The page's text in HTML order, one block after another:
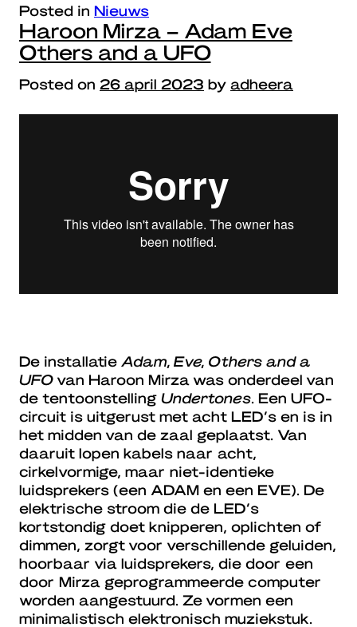
Posted in Nieuws
Haroon Mirza – Adam Eve
Others and a UFO
Posted on 26 april 2023 by adheera
De installatie Adam, Eve, Others and a
UFO van Haroon Mirza was onderdeel van
de tentoonstelling Undertones . Een UFO-
circuit is uitgerust met acht LED’s en is in
het midden van de zaal geplaatst. Van
daaruit lopen kabels naar acht,
cirkelvormige, maar niet-identieke
luidsprekers (een ADAM en een EVE). De
elektrische stroom die de LED’s
kortstondig doet knipperen, oplichten of
dimmen, zorgt voor verschillende geluiden,
hoorbaar via luidsprekers, die door een
door Mirza geprogrammeerde computer
worden aangestuurd. Ze vormen een
minimalistisch elektronisch muziekstuk.